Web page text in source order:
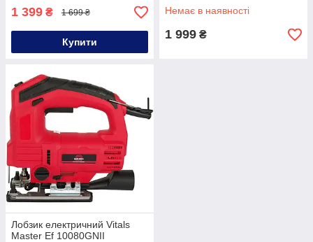
1 399 ₴ 1 699 ₴
Купити
Немає в наявності
1 999 ₴
Лобзик електричний Vitals
Master Ef 10080GNII